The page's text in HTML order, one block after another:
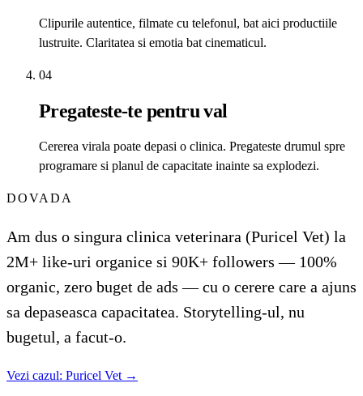
Clipurile autentice, filmate cu telefonul, bat aici productiile
lustruite. Claritatea si emotia bat cinematicul.
04
Pregateste-te pentru val
Cererea virala poate depasi o clinica. Pregateste drumul spre
programare si planul de capacitate inainte sa explodezi.
DOVADA
Am dus o singura clinica veterinara (Puricel Vet) la
2M+ like-uri organice si 90K+ followers — 100%
organic, zero buget de ads — cu o cerere care a ajuns
sa depaseasca capacitatea. Storytelling-ul, nu
bugetul, a facut-o.
Vezi cazul: Puricel Vet →